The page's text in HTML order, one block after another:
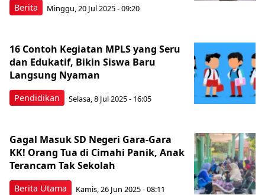
Berita Minggu, 20 Jul 2025 - 09:20
Pendidikan
16 Contoh Kegiatan MPLS yang Seru
dan Edukatif, Bikin Siswa Baru
Langsung Nyaman
Selasa, 8 Jul 2025 - 16:05
Berita Utama
Gagal Masuk SD Negeri Gara-Gara
KK! Orang Tua di Cimahi Panik, Anak
Terancam Tak Sekolah
Kamis, 26 Jun 2025 - 08:11